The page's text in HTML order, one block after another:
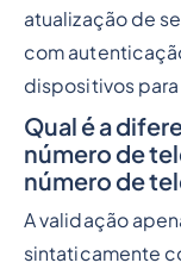
atualização de
com
dispositivos
Qual é a
número de
número de
A validação
sintaticamente